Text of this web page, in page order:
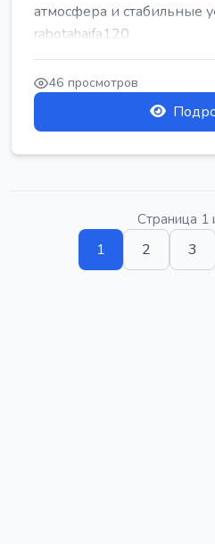
атмосфера и стабильные
rabotahaifa120
46 просмотров
Страница 1
1 2 3